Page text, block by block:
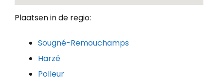
Plaatsen in de regio:
Sougné-Remouchamps
Harzé
Polleur